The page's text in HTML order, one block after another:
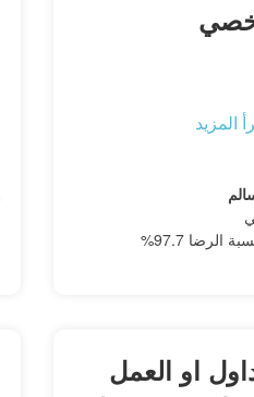
المزيد
او العمل